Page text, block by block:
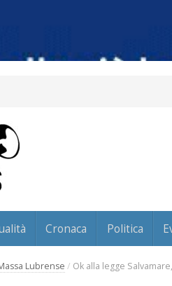
Cronaca Politica
Lubrense / Ok alla legge